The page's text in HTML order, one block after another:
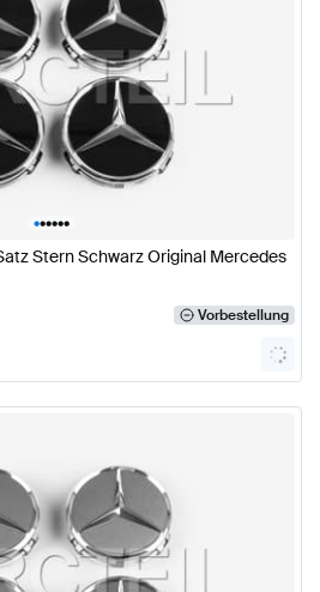
••••••
Stern Schwarz Original Mercedes
Vorbestellung